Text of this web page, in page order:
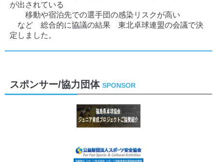
が出されている
移動や宿泊先での選手団の感染リスクが高い
など 総合的に協議の結果 東北卓球連盟の会議で決
定しました。
スポンサー/協力団体 SPONSOR